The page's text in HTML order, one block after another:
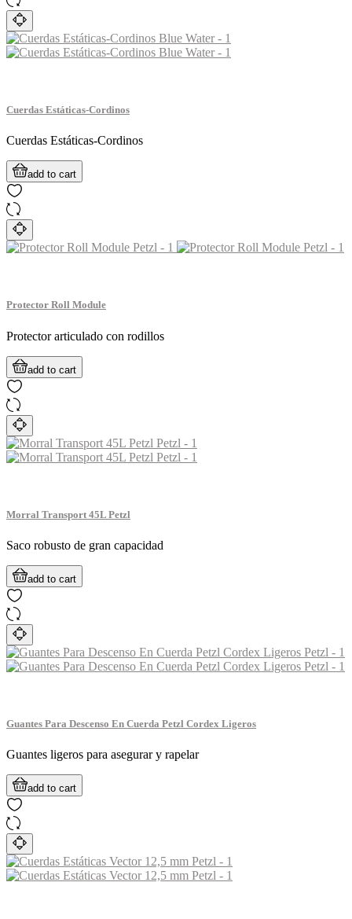
Cuerdas Estáticas-Cordinos
Cuerdas Estáticas-Cordinos
add to cart
Protector Roll Module
Protector articulado con rodillos
add to cart
Morral Transport 45L Petzl
Saco robusto de gran capacidad
add to cart
Guantes Para Descenso En Cuerda Petzl Cordex Ligeros
Guantes ligeros para asegurar y rapelar
add to cart